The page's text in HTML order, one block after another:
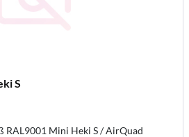
S
RAL9001 Mini Heki S / AirQuad